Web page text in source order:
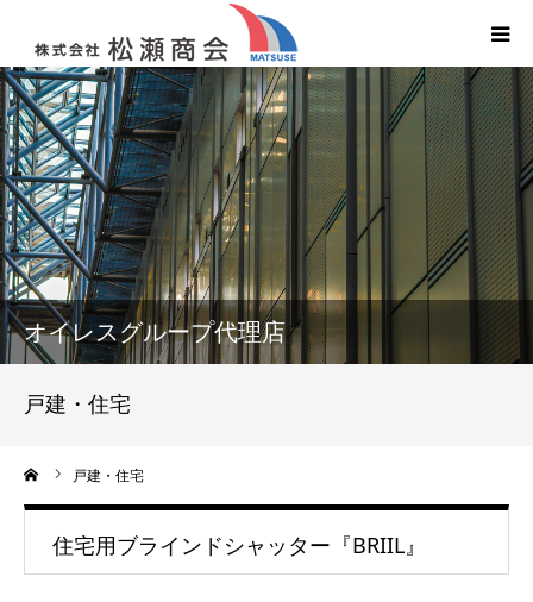
オイレスグループ代理店
戸建・住宅
戸建・住宅
住宅用ブラインドシャッター『BRIIL』
HOME
会社案内
商品紹介
サービス紹介
レコナ